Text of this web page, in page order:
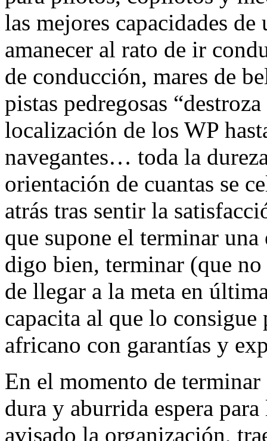
las mejores capacidades
amanecer al rato de ir
de conducción, mares de
pistas pedregosas
localización de los WP
navegantes… toda la
orientación de cuantas se
atrás tras sentir la
que supone el terminar
digo bien, terminar (que
de llegar a la meta en
capacita al que lo
africano con garantías y
En el momento de terminar
dura y aburrida espera
avisado la organización,